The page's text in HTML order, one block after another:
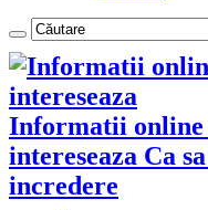
Informatii online
intereseaza Ca
incredere